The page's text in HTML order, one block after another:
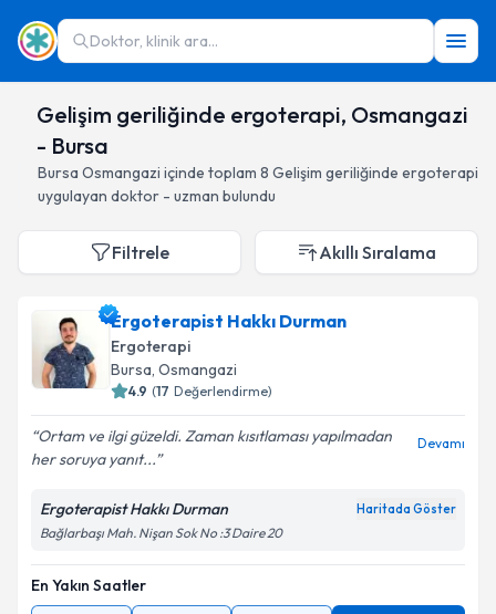
Doktor, klinik ara...
Gelişim geriliğinde ergoterapi, Osmangazi
- Bursa
Bursa Osmangazi içinde toplam 8 Gelişim geriliğinde ergoterapi
uygulayan doktor - uzman bulundu
Filtrele Akıllı Sıralama
Ergoterapist Hakkı Durman
Ergoterapi
Bursa, Osmangazi
4.9 (17 Değerlendirme)
Ortam ve ilgi güzeldi. Zaman kısıtlaması yapılmadan
her soruya yanıt...
Devamı
Ergoterapist Hakkı Durman Haritada Göster
Bağlarbaşı Mah. Nişan Sok No :3 Daire 20
En Yakın Saatler